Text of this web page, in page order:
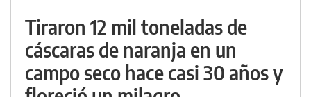
Tiraron 12 mil toneladas de
cáscaras de naranja en un
campo seco hace casi 30 años y